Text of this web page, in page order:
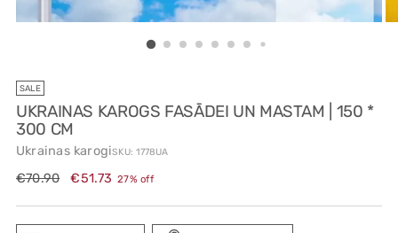
SALE
UKRAINAS KAROGS FASĀDEI UN MASTAM | 150 *
300 CM
Ukrainas karogiSKU: 1778UA
Regular
€70.90 €51.73 27% off